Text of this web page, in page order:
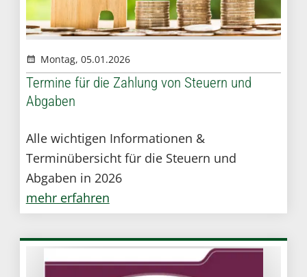
Montag, 05.01.2026
Termine für die Zahlung von Steuern und
Abgaben
Alle wichtigen Informationen &
Terminübersicht für die Steuern und
Abgaben in 2026
mehr erfahren